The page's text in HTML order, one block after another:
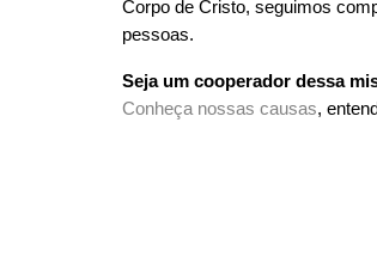
Corpo de Cristo, seguimos
pessoas.
Seja um cooperador dessa
Conheça nossas causas,